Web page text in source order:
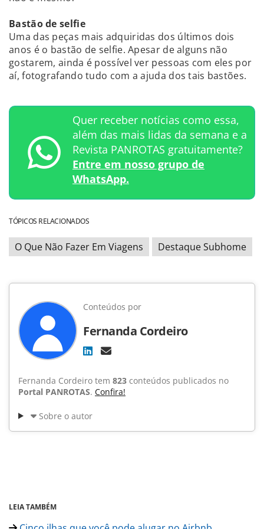
Bastão de selfie
Uma das peças mais adquiridas dos últimos dois
anos é o bastão de selfie. Apesar de alguns não
gostarem, ainda é possível ver pessoas com eles por
aí, fotografando tudo com a ajuda dos tais bastões.
Quer receber notícias como essa,
além das mais lidas da semana e a
Revista PANROTAS gratuitamente?
Entre em nosso grupo de
WhatsApp.
TÓPICOS RELACIONADOS
O Que Não Fazer Em Viagens Destaque Subhome
Conteúdos por
Fernanda Cordeiro
Fernanda Cordeiro tem 823 conteúdos publicados no
Portal PANROTAS. Confira!
Sobre o autor
LEIA TAMBÉM